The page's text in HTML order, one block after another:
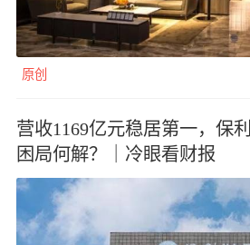
原创
营收1169亿元稳居第一，保
困局何解？｜冷眼看财报